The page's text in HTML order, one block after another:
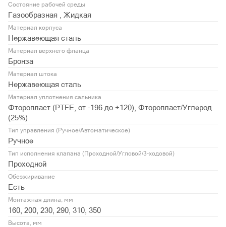
Состояние рабочей среды
Газообразная , Жидкая
Материал корпуса
Нержавеющая сталь
Материал верхнего фланца
Бронза
Материал штока
Нержавеющая сталь
Материал уплотнения сальника
Фторопласт (PTFE, от -196 до +120), Фторопласт/Углерод
(25%)
Тип управления (Ручное/Автоматическое)
Ручное
Тип исполнения клапана (Проходной/Угловой/3-ходовой)
Проходной
Обезжиривание
Есть
Монтажная длина, мм
160, 200, 230, 290, 310, 350
Высота, мм